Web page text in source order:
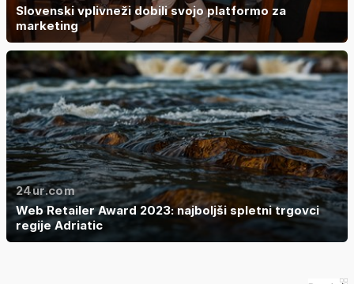
Slovenski vplivneži dobili svojo platformo za
marketing
24ur.com
Web Retailer Award 2023: najboljši spletni trgovci
regije Adriatic